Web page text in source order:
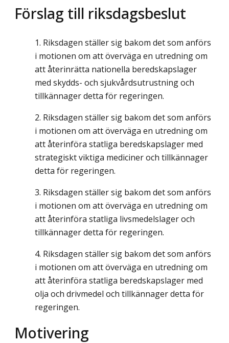
Förslag till riksdagsbeslut
Riksdagen ställer sig bakom det som anförs
i motionen om att överväga en utredning om
att återinrätta nationella beredskapslager
med skydds- och sjukvårdsutrustning och
tillkännager detta för regeringen.
Riksdagen ställer sig bakom det som anförs
i motionen om att överväga en utredning om
att återinföra statliga beredskapslager med
strategiskt viktiga mediciner och tillkännager
detta för regeringen.
Riksdagen ställer sig bakom det som anförs
i motionen om att överväga en utredning om
att återinföra statliga livsmedelslager och
tillkännager detta för regeringen.
Riksdagen ställer sig bakom det som anförs
i motionen om att överväga en utredning om
att återinföra statliga beredskapslager med
olja och drivmedel och tillkännager detta för
regeringen.
Motivering